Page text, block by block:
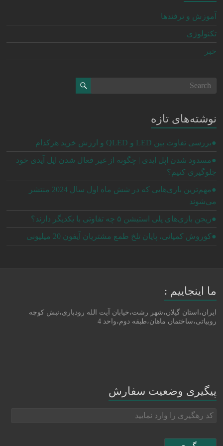
آموزش و ترفندها
تکنولوژی
خبر
نوشته‌های تازه
●بررسی تفاوت بین LED و QLED و ارزش خرید هرکدام
●مسدود شدن اپل ایدی | چگونه از غیر فعال شدن اپل آیدی خود
جلوگیری کنیم؟
●مهم‌ترین بازی‌هایی که در شش ماه اول سال 2024 منتشر
می‌شوند
●ریجن بازی‌های پلی استیشن ۵ چه تفاوتی با یکدیگر دارند؟
●کوروش کمپانی، پایان تلخ طمع مشتریان آیفون 20 میلیونی
ما اینجاییم :
ایران،استان گیلان،شهر رشت،خیابان آیت الله رودباری،نبش کوچه
روبیاتی،ساختمان ماهان،طبقه دوم،واحد 4
پیگیری وضعیت سفارش